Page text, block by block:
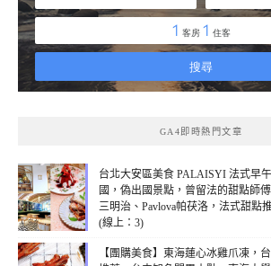
GA4即時熱門文章
台北大安區美食 PALAISYI 法式早
國，偽出國景點，曾留法的甜點師
三明治、Pavlova帕茯洛，法式甜點
(線上：3)
【團購美食】東海蓮心冰雞爪凍，